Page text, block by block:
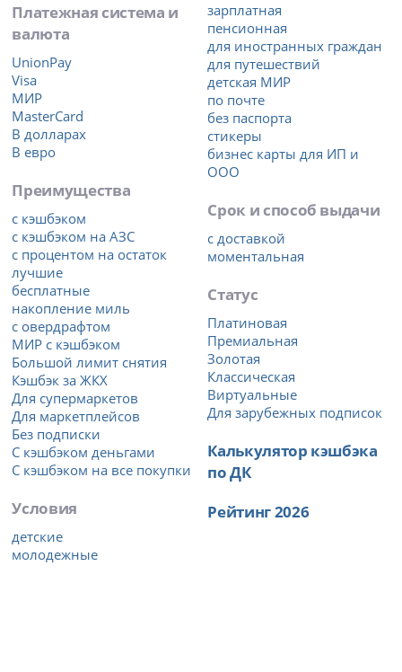
Платежная система и
валюта
UnionPay
Visa
МИР
MasterCard
В долларах
В евро
Преимущества
с кэшбэком
с кэшбэком на АЗС
с процентом на остаток
лучшие
бесплатные
накопление миль
с овердрафтом
МИР с кэшбэком
Большой лимит снятия
Кэшбэк за ЖКХ
Для супермаркетов
Для маркетплейсов
Без подписки
С кэшбэком деньгами
С кэшбэком на все покупки
Условия
детские
молодежные
зарплатная
пенсионная
для иностранных граждан
для путешествий
детская МИР
по почте
без паспорта
стикеры
бизнес карты для ИП и
ООО
Срок и способ выдачи
с доставкой
моментальная
Статус
Платиновая
Премиальная
Золотая
Классическая
Виртуальные
Для зарубежных подписок
Калькулятор кэшбэка
по ДК
Рейтинг 2026